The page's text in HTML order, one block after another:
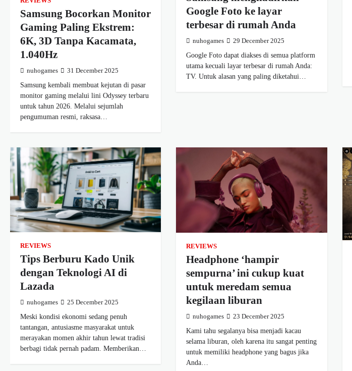
Samsung Bocorkan Monitor
Gaming Paling Ekstrem:
6K, 3D Tanpa Kacamata,
1.040Hz
nuhogames 31 December 2025
Samsung kembali membuat kejutan di pasar
monitor gaming melalui lini Odyssey terbaru
untuk tahun 2026. Melalui sejumlah
pengumuman resmi, raksasa…
Google Foto ke layar
terbesar di rumah Anda
nuhogames 29 December 2025
Google Foto dapat diakses di semua platform
utama kecuali layar terbesar di rumah Anda:
TV. Untuk alasan yang paling diketahui…
REVIEWS
Tips Berburu Kado Unik
dengan Teknologi AI di
Lazada
nuhogames 25 December 2025
Meski kondisi ekonomi sedang penuh
tantangan, antusiasme masyarakat untuk
merayakan momen akhir tahun lewat tradisi
berbagi tidak pernah padam. Memberikan…
REVIEWS
Headphone ‘hampir
sempurna’ ini cukup kuat
untuk meredam semua
kegilaan liburan
nuhogames 23 December 2025
Kami tahu segalanya bisa menjadi kacau
selama liburan, oleh karena itu sangat penting
untuk memiliki headphone yang bagus jika
Anda…